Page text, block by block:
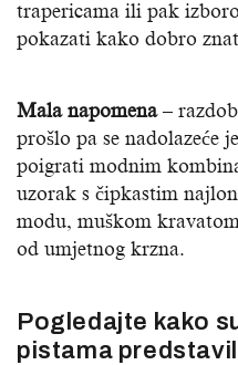
trapericama ili pak
pokazati kako dobro
Mala napomena–
prošlo pa se nadolazeće
poigrati modnim
uzorak s čipkastim
modu, muškom
od umjetnog krzna.
Pogledajte kako
pistama